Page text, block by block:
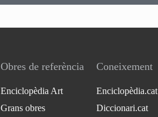
Obres de referència
Enciclopèdia Art
Grans obres
Coneixement
Enciclopèdia.cat
Diccionari.cat